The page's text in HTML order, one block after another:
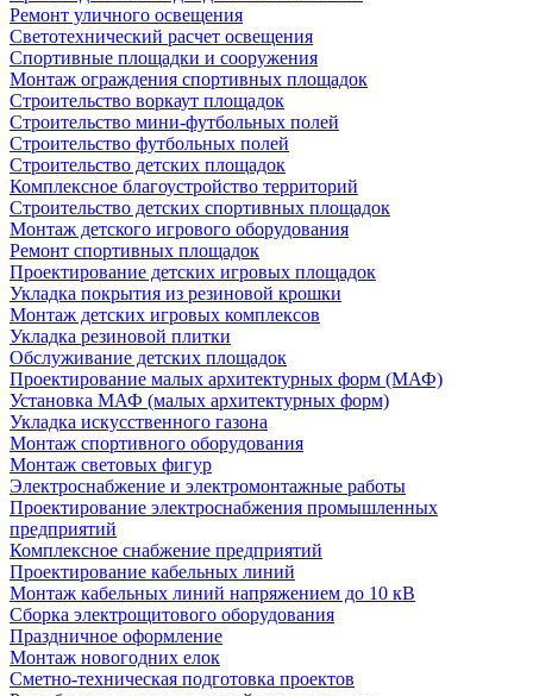
Ремонт уличного освещения
Светотехнический расчет освещения
Спортивные площадки и сооружения
Монтаж ограждения спортивных площадок
Строительство воркаут площадок
Строительство мини-футбольных полей
Строительство футбольных полей
Строительство детских площадок
Комплексное благоустройство территорий
Строительство детских спортивных площадок
Монтаж детского игрового оборудования
Ремонт спортивных площадок
Проектирование детских игровых площадок
Укладка покрытия из резиновой крошки
Монтаж детских игровых комплексов
Укладка резиновой плитки
Обслуживание детских площадок
Проектирование малых архитектурных форм (МАФ)
Установка МАФ (малых архитектурных форм)
Укладка искусственного газона
Монтаж спортивного оборудования
Монтаж световых фигур
Электроснабжение и электромонтажные работы
Проектирование электроснабжения промышленных
предприятий
Комплексное снабжение предприятий
Проектирование кабельных линий
Монтаж кабельных линий напряжением до 10 кВ
Сборка электрощитового оборудования
Праздничное оформление
Монтаж новогодних елок
Сметно-техническая подготовка проектов